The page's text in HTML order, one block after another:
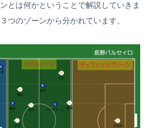
とは何かということで解説していきま
つのゾーンから分かれています。